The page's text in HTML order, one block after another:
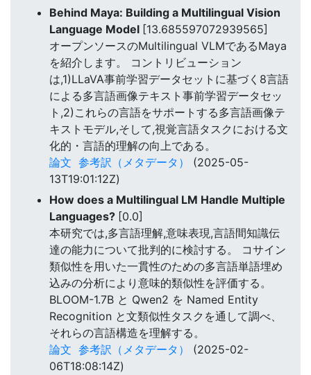
Behind Maya: Building a Multilingual Vision
Language Model [13.685597072939565]
オープンソースのMultilingual VLMであるMaya
を紹介します。 コントリビューション
は,1)LLaVA事前学習データセットに基づく8言語
による多言語画像テキスト事前学習データセッ
ト,2)これらの言語をサポートする多言語画像テ
キストモデル,そして,視覚言語タスクにおける文
化的・言語的理解の向上である。
論文 参考訳（メタデータ）
(2025-05-
13T19:01:12Z)
How does a Multilingual LM Handle Multiple
Languages? [0.0]
本研究では,多言語理解,意味表現,言語間知識伝
達の能力について批判的に検討する。 コサイン
類似性を用いた一貫性のための多言語単語埋め
込みの分析により意味的類似性を評価する。
BLOOM-1.7B と Qwen2 を Named Entity
Recognition と文類似性タスクを通して調べ、
それらの言語構造を理解する。
論文 参考訳（メタデータ）
(2025-02-
06T18:08:14Z)